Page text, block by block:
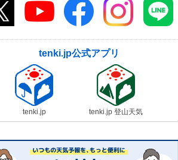
tenki.jp公式アプリ
tenki.jp tenki.jp 登山天気